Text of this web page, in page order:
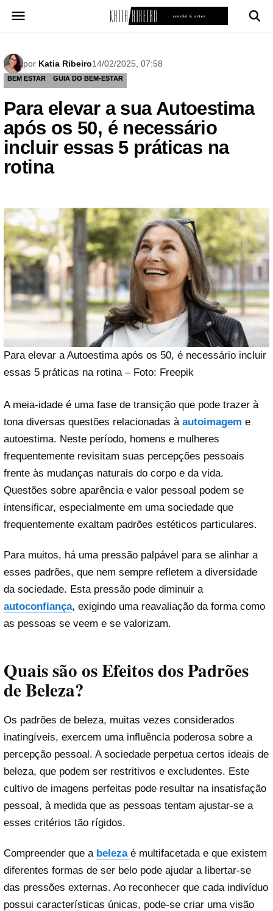
para
por Katia Ribeiro14/02/2025, 07:58
BEM ESTAR GUIA DO BEM-ESTAR
Para elevar a sua Autoestima
após os 50, é necessário
incluir essas 5 práticas na
rotina
Para elevar a Autoestima após os 50, é necessário incluir
essas 5 práticas na rotina – Foto: Freepik
A meia-idade é uma fase de transição que pode trazer à
tona diversas questões relacionadas à autoimagem e
autoestima. Neste período, homens e mulheres
frequentemente revisitam suas percepções pessoais
frente às mudanças naturais do corpo e da vida.
Questões sobre aparência e valor pessoal podem se
intensificar, especialmente em uma sociedade que
frequentemente exaltam padrões estéticos particulares.
Para muitos, há uma pressão palpável para se alinhar a
esses padrões, que nem sempre refletem a diversidade
da sociedade. Esta pressão pode diminuir a
autoconfiança, exigindo uma reavaliação da forma como
as pessoas se veem e se valorizam.
Quais são os Efeitos dos Padrões
de Beleza?
Os padrões de beleza, muitas vezes considerados
inatingíveis, exercem uma influência poderosa sobre a
percepção pessoal. A sociedade perpetua certos ideais de
beleza, que podem ser restritivos e excludentes. Este
cultivo de imagens perfeitas pode resultar na insatisfação
pessoal, à medida que as pessoas tentam ajustar-se a
esses critérios tão rígidos.
Compreender que a beleza é multifacetada e que existem
diferentes formas de ser belo pode ajudar a libertar-se
das pressões externas. Ao reconhecer que cada indivíduo
possui características únicas, pode-se criar uma visão